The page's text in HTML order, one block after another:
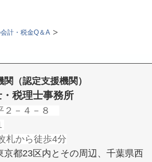
計・税金Q＆A
（認定支援機関）
税理士事務所
２－４－８
札から徒歩4分
京都23区内とその周辺、千葉県西